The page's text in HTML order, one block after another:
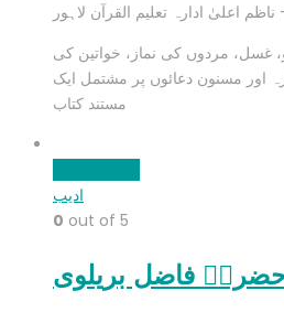
اعلیٰ ادارہ تعلیم القرآن لاہور
غسل، مردوں کی نماز، خواتین کی
اور مسنون دعائوں پر مشتمل ایک
مستند کتاب
ادیب
0 out of 5
حضرتؒ فاضل بریلوی